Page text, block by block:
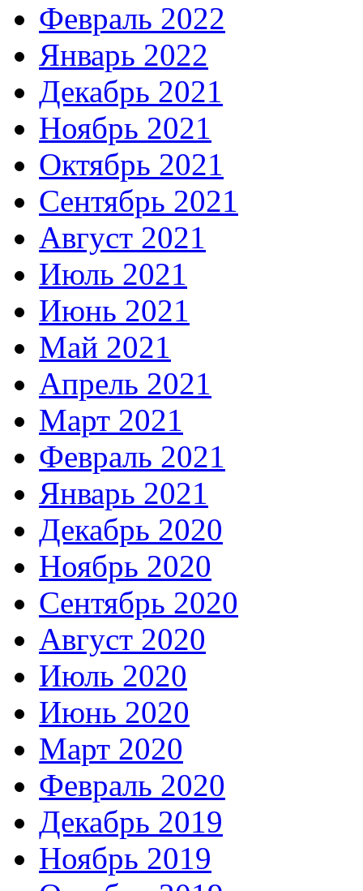
Февраль 2022
Январь 2022
Декабрь 2021
Ноябрь 2021
Октябрь 2021
Сентябрь 2021
Август 2021
Июль 2021
Июнь 2021
Май 2021
Апрель 2021
Март 2021
Февраль 2021
Январь 2021
Декабрь 2020
Ноябрь 2020
Сентябрь 2020
Август 2020
Июль 2020
Июнь 2020
Март 2020
Февраль 2020
Декабрь 2019
Ноябрь 2019